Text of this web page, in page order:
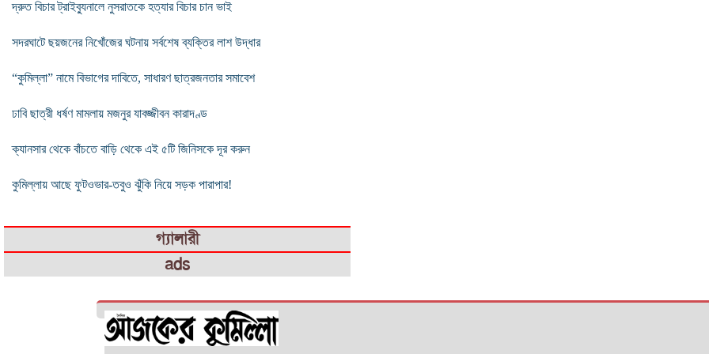
দ্রুত বিচার ট্রাইব্যুনালে নুসরাতকে হত্যার বিচার চান ভাই
সদরঘাটে ছয়জনের নিখোঁজের ঘটনায় সর্বশেষ ব্যক্তির লাশ উদ্ধার
“কুমিল্লা” নামে বিভাগের দাবিতে, সাধারণ ছাত্রজনতার সমাবেশ
ঢাবি ছাত্রী ধর্ষণ মামলায় মজনুর যাবজ্জীবন কারাদণ্ড
ক্যানসার থেকে বাঁচতে বাড়ি থেকে এই ৫টি জিনিসকে দূর করুন
কুমিল্লায় আছে ফুটওভার-তবুও ঝুঁকি নিয়ে সড়ক পারাপার!
গ্যালারী
ads